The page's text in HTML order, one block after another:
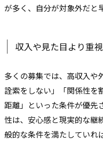
が多く、自分が対象外だと
収入や見た目より重
多くの募集では、高収入や
詮索をしない」「関係性を
距離」といった条件が優先
性は、安心感と現実的な継
般的な条件を満たしていれ